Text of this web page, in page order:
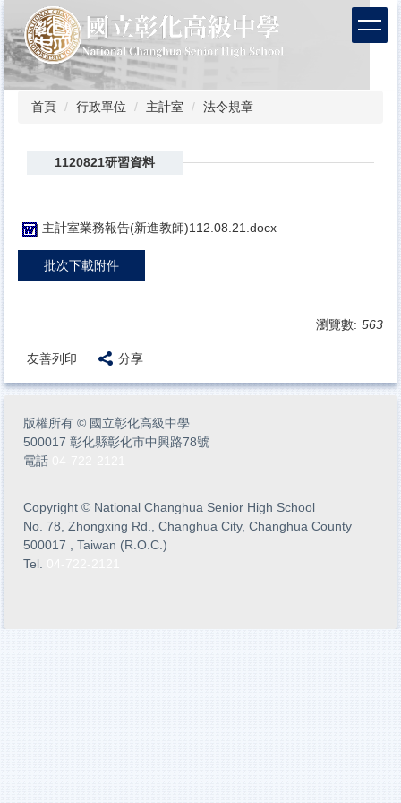
到
主
要
內
首頁 行政單位 主計室 法令規章
1120821研習資料
主計室業務報告(新進教師)112.08.21.docx
批次下載附件
瀏覽數: 563
友善列印 分享
版權所有 © 國立彰化高級中學
500017 彰化縣彰化市中興路78號
電話
Copyright © National Changhua Senior High School
No. 78, Zhongxing Rd., Changhua City, Changhua County
500017 , Taiwan (R.O.C.)
Tel.